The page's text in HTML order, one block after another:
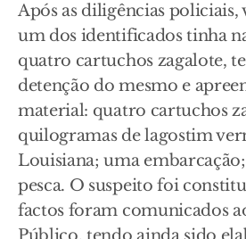
Após as diligências
um dos identificados tinha
quatro cartuchos zagalote,
detenção do mesmo e
material: quatro cartuchos
quilogramas de lagostim
Louisiana; uma
pesca. O suspeito foi
factos foram comunicados